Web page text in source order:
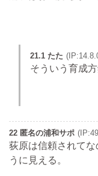
21.1 たた
そういう育成
22 匿名の浦和サポ
荻原は信頼されて
うに見える。